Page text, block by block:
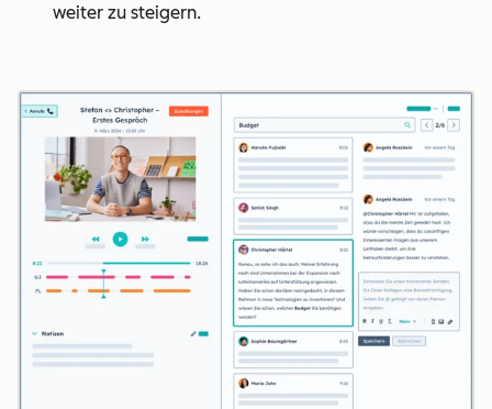
weiter zu steigern.